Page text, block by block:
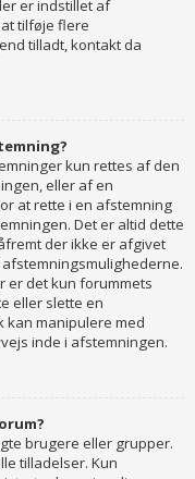
er indstillet af
tilføje flere
tilladt, kontakt da
kun rettes af den
eller af en
at rette i en afstemning
Det er altid dette
der ikke er afgivet
er det kun forummets
eller slette en
kan manipulere med
inde i afstemningen.
brugere eller grupper.
tilladelser. Kun